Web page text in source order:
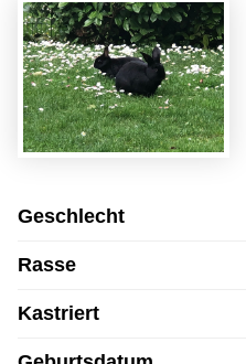
Geschlecht
Rasse
Kastriert